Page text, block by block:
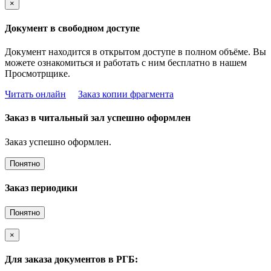
×
Документ в свободном доступе
Документ находится в открытом доступе в полном объёме. Вы
можете ознакомиться и работать с ним бесплатно в нашем
Просмотрщике.
Читать онлайн
Заказ копии фрагмента
Заказ в читальный зал успешно оформлен
Заказ успешно оформлен.
Понятно
Заказ периодики
Понятно
×
Для заказа документов в РГБ: